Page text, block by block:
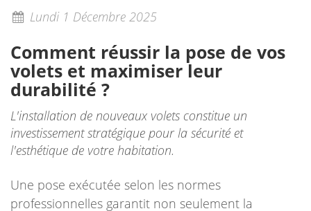
Lundi 1 Décembre 2025
Comment réussir la pose de vos
volets et maximiser leur
durabilité ?
L'installation de nouveaux volets constitue un
investissement stratégique pour la sécurité et
l'esthétique de votre habitation.
Une pose exécutée selon les normes
professionnelles garantit non seulement la